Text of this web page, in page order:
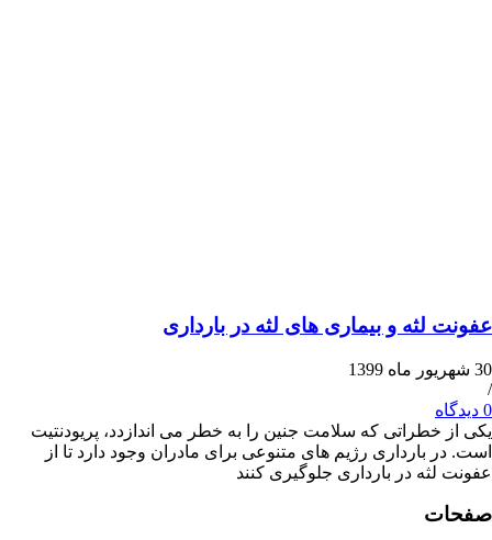
و بیماری های لثه در بارداری
که سلامت جنین را به خطر می اندازدد، پریودنتیت
رژیم های متنوعی برای مادران وجود دارد تا از
در بارداری جلوگیری کنند